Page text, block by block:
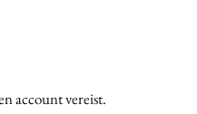
account vereist.